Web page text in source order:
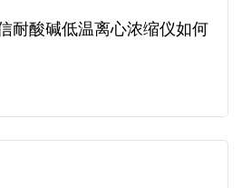
耐酸碱低温离心浓缩仪如何